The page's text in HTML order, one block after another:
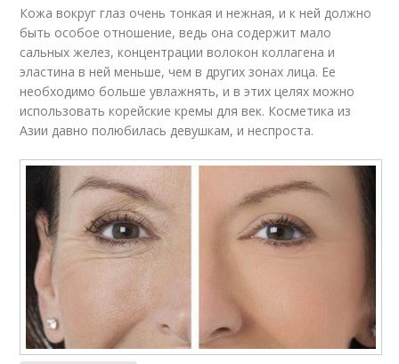
Кожа вокруг глаз очень тонкая и нежная, и к ней должно
быть особое отношение, ведь она содержит мало
сальных желез, концентрации волокон коллагена и
эластина в ней меньше, чем в других зонах лица. Ее
необходимо больше увлажнять, и в этих целях можно
использовать корейские кремы для век. Косметика из
Азии давно полюбилась девушкам, и неспроста.